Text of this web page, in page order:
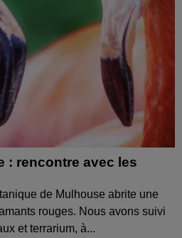
: rencontre avec les
de Mulhouse abrite une
rouges. Nous avons suivi
et terrarium, à...